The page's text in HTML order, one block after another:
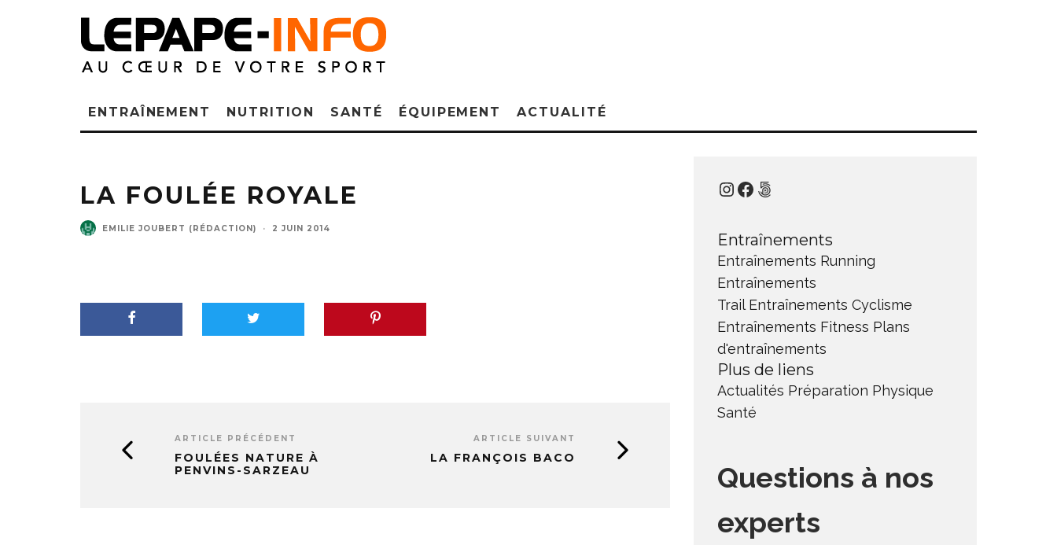
ENTRAÎNEMENT NUTRITION SANTÉ ÉQUIPEMENT ACTUALITÉ
LA FOULÉE ROYALE
EMILIE JOUBERT (RÉDACTION) · 2 JUIN 2014
ARTICLE PRÉCÉDENT
FOULÉES NATURE À
PENVINS-SARZEAU
ARTICLE SUIVANT
LA FRANÇOIS BACO
Instagram
Facebook
500px
Entraînements
Entraînements Running
Entraînements
Trail Entraînements Cyclisme
Entraînements Fitness Plans
d'entraînements
Plus de liens
Actualités Préparation Physique
Santé
Questions à nos
experts